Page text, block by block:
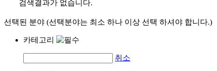
검색결과가 없습니다.
선택된 분야 (선택분야는 최소 하나 이상 선택 하셔야 합니다.)
카테고리
취소